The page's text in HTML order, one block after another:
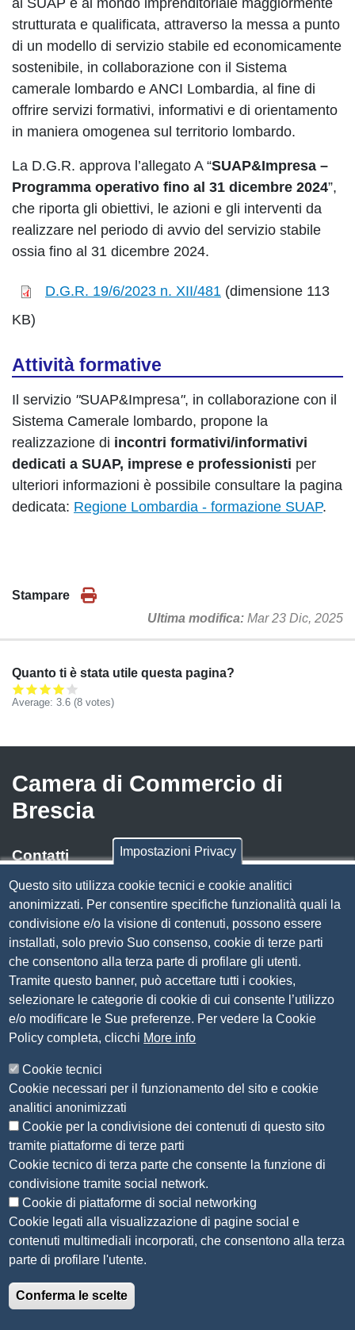
ai SUAP e al mondo imprenditoriale maggiormente
strutturata e qualificata, attraverso la messa a punto
di un modello di servizio stabile ed economicamente
sostenibile, in collaborazione con il Sistema
camerale lombardo e ANCI Lombardia, al fine di
offrire servizi formativi, informativi e di orientamento
in maniera omogenea sul territorio lombardo.
La D.G.R. approva l’allegato A “SUAP&Impresa –
Programma operativo fino al 31 dicembre 2024”,
che riporta gli obiettivi, le azioni e gli interventi da
realizzare nel periodo di avvio del servizio stabile
ossia fino al 31 dicembre 2024.
D.G.R. 19/6/2023 n. XII/481 (dimensione 113
KB)
Attività formative
Il servizio "SUAP&Impresa", in collaborazione con il
Sistema Camerale lombardo, propone la
realizzazione di incontri formativi/informativi
dedicati a SUAP, imprese e professionisti per
ulteriori informazioni è possibile consultare la pagina
dedicata: Regione Lombardia - formazione SUAP.
Stampare
Ultima modifica Mar 23 Dic, 2025
Quanto ti è stata utile questa pagina?
Average: 3.6 (8 votes)
Camera di Commercio di
Brescia
Contatti
Via Luigi Einaudi, 23, 25121 Brescia BS
Tel. 030 37251
PECcamera.brescia@bs.legalmail.camcom.it
P.IVA 00859790172
C.F. 80013870177
Contatti
Amministrazione Trasparente
Organizzazione
Bandi di concorso
Bandi di gara e contratti
Provvedimenti
Attività e procedimenti
Seguici su
Sito web
Accesso riservato
Mappa del sito
Impostazioni Privacy
Questo sito utilizza cookie tecnici e cookie analitici
anonimizzati. Per consentire specifiche funzionalità quali la
condivisione e/o la visione di contenuti, possono essere
installati, solo previo Suo consenso, cookie di terze parti
che consentono alla terza parte di profilare gli utenti.
Tramite questo banner, può accettare tutti i cookies,
selezionare le categorie di cookie di cui consente l’utilizzo
e/o modificare le Sue preferenze. Per vedere la Cookie
Policy completa, clicchi More info
Cookie tecnici
Cookie necessari per il funzionamento del sito e cookie
analitici anonimizzati
Cookie per la condivisione dei contenuti di questo sito
tramite piattaforme di terze parti
Cookie tecnico di terza parte che consente la funzione di
condivisione tramite social network.
Cookie di piattaforme di social networking
Cookie legati alla visualizzazione di pagine social e
contenuti multimediali incorporati, che consentono alla terza
parte di profilare l'utente.
Conferma le scelte